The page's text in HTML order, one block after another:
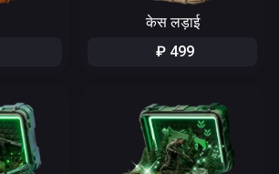
केस लड़ाई
₽ 499